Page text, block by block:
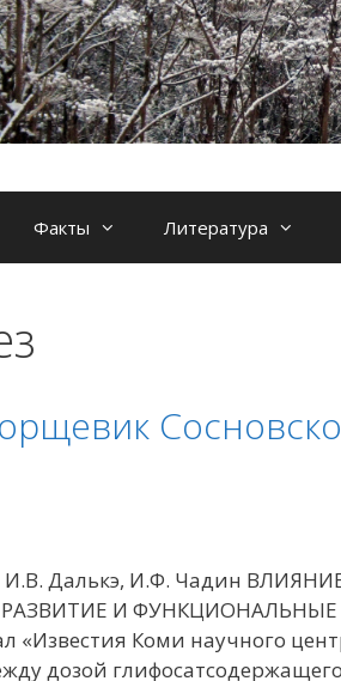
Факты Литература
И.В. Далькэ, И.Ф. Чадин
РАЗВИТИЕ И
Коми научного
дозой